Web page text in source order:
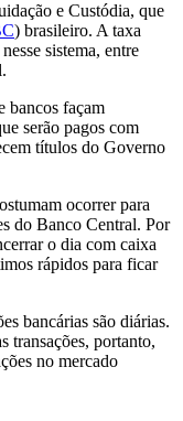
e Custódia, que
) brasileiro. A taxa
sistema, entre
bancos façam
serão pagos com
títulos do Governo
ocorrer para
do Banco Central. Por
o dia com caixa
rápidos para ficar
bancárias são diárias.
transações, portanto,
no mercado